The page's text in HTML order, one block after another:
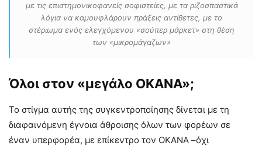
με τις επιστημονικοφανείς σοφιστείες, με τα ριζοσπαστικά
λόγια να καμουφλάρουν πράξεις αντίθετες, με το
στέριωμα ενός ελεγχόμενου «σούπερ μάρκετ» στη θέση
των «μικρομάγαζων»
Όλοι στον «μεγάλο ΟΚΑΝΑ»;
Το στίγμα αυτής της συγκεντροποίησης δίνεται με τη
διαφαινόμενη έγνοια άθροισης όλων των φορέων σε
έναν υπερφορέα, με επίκεντρο τον ΟΚΑΝΑ –όχι